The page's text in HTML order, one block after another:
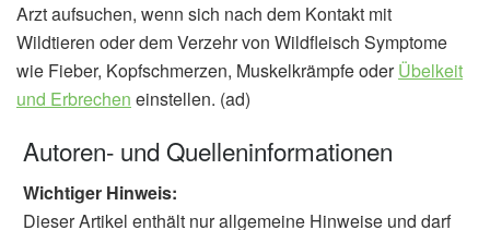
Arzt aufsuchen, wenn sich nach dem Kontakt mit
Wildtieren oder dem Verzehr von Wildfleisch Symptome
wie Fieber, Kopfschmerzen, Muskelkrämpfe oderÜbelkeit
und Erbrechen einstellen. (ad)
Autoren- und Quelleninformationen
Wichtiger Hinweis:
Dieser Artikel enthält nur allgemeine Hinweise und darf